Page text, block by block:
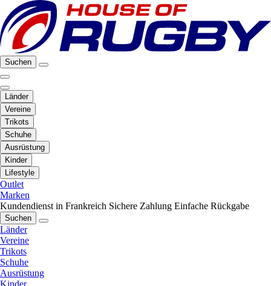
Suchen
Länder
Vereine
Trikots
Schuhe
Ausrüstung
Kinder
Lifestyle
Outlet
Marken
Kundendienst in Frankreich Sichere Zahlung Einfache Rückgabe
Suchen
Länder
Vereine
Trikots
Schuhe
Ausrüstung
Kinder